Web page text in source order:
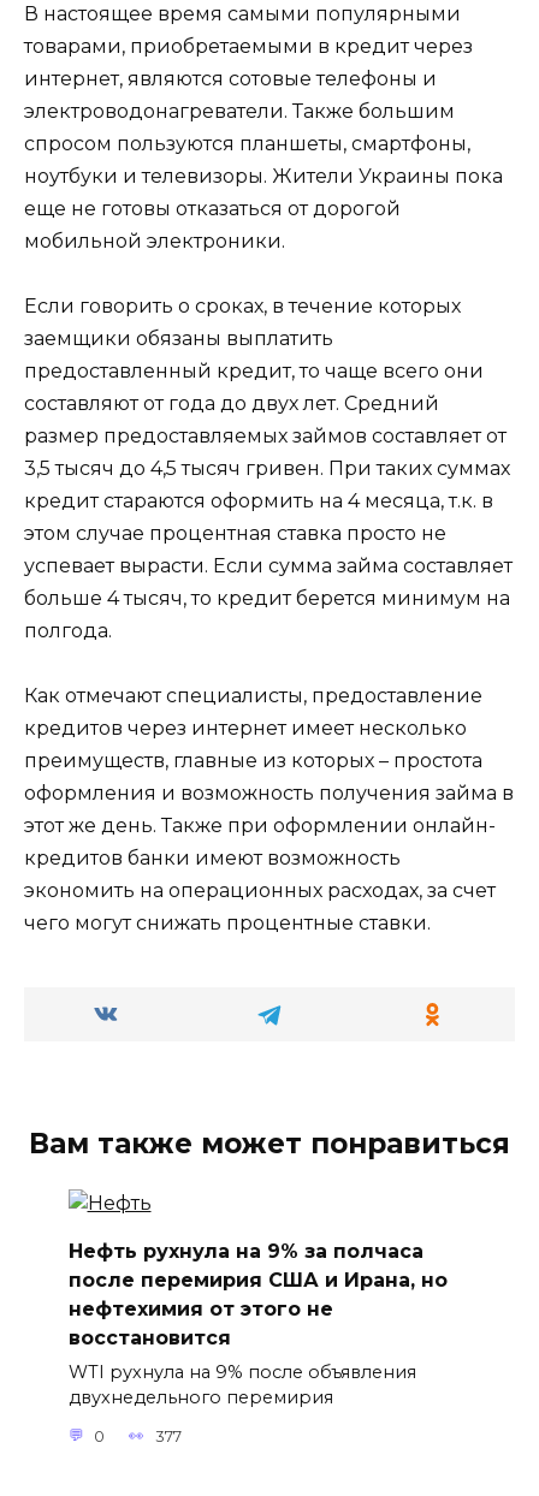
В настоящее время самыми популярными
товарами, приобретаемыми в кредит через
интернет, являются сотовые телефоны и
электроводонагреватели. Также большим
спросом пользуются планшеты, смартфоны,
ноутбуки и телевизоры. Жители Украины пока
еще не готовы отказаться от дорогой
мобильной электроники.
Если говорить о сроках, в течение которых
заемщики обязаны выплатить
предоставленный кредит, то чаще всего они
составляют от года до двух лет. Средний
размер предоставляемых займов составляет от
3,5 тысяч до 4,5 тысяч гривен. При таких суммах
кредит стараются оформить на 4 месяца, т.к. в
этом случае процентная ставка просто не
успевает вырасти. Если сумма займа составляет
больше 4 тысяч, то кредит берется минимум на
полгода.
Как отмечают специалисты, предоставление
кредитов через интернет имеет несколько
преимуществ, главные из которых – простота
оформления и возможность получения займа в
этот же день. Также при оформлении онлайн-
кредитов банки имеют возможность
экономить на операционных расходах, за счет
чего могут снижать процентные ставки.
Вам также может понравиться
Нефть рухнула на 9% за полчаса
после перемирия США и Ирана, но
нефтехимия от этого не
восстановится
WTI рухнула на 9% после объявления
двухнедельного перемирия
0 377